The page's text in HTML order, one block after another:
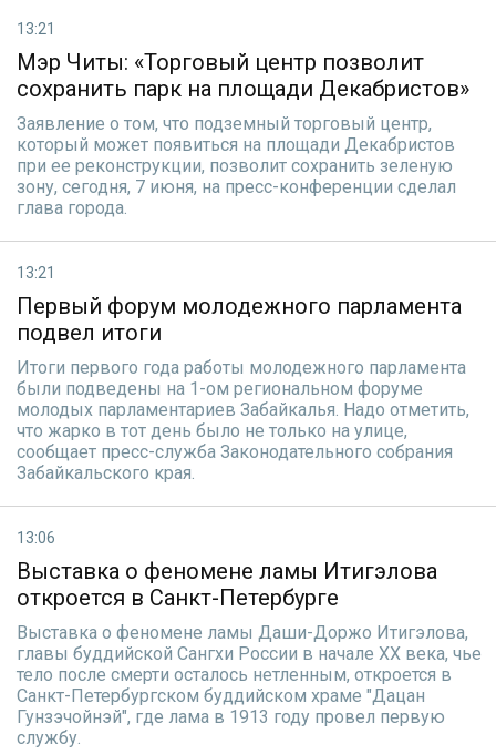
13:21
Мэр Читы: «Торговый центр позволит
сохранить парк на площади Декабристов»
Заявление о том, что подземный торговый центр,
который может появиться на площади Декабристов
при ее реконструкции, позволит сохранить зеленую
зону, сегодня, 7 июня, на пресс-конференции сделал
глава города.
13:21
Первый форум молодежного парламента
подвел итоги
Итоги первого года работы молодежного парламента
были подведены на 1-ом региональном форуме
молодых парламентариев Забайкалья. Надо отметить,
что жарко в тот день было не только на улице,
сообщает пресс-служба Законодательного собрания
Забайкальского края.
13:06
Выставка о феномене ламы Итигэлова
откроется в Санкт-Петербурге
Выставка о феномене ламы Даши-Доржо Итигэлова,
главы буддийской Сангхи России в начале ХХ века, чье
тело после смерти осталось нетленным, откроется в
Санкт-Петербургском буддийском храме "Дацан
Гунзэчойнэй", где лама в 1913 году провел первую
службу.